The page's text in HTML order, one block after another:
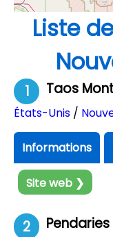
Liste
1 Taos
États-Unis /
Informations
Site web ❯
2 Pendaries